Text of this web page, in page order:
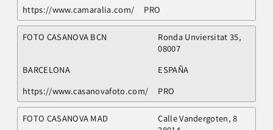
https://www.camaralia.com/
PRO
FOTO CASANOVA BCN
Ronda Unviersitat 35,
08007
BARCELONA
ESPAÑA
https://www.casanovafoto.com/
PRO
FOTO CASANOVA MAD
Calle Vandergoten, 8